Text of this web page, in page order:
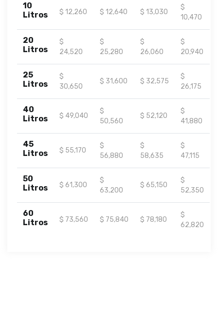
10
Litros
$ 12,260 $ 12,640 $ 13,030
$
10,470
20
Litros
$
24,520
$
25,280
$
26,060
$
20,940
25
Litros
$
30,650
$ 31,600 $ 32,575
$
26,175
40
Litros
$ 49,040
$
50,560
$ 52,120
$
41,880
45
Litros
$ 55,170
$
56,880
$
58,635
$
47,115
50
Litros
$ 61,300
$
63,200
$ 65,150
$
52,350
60
Litros
$ 73,560 $ 75,840 $ 78,180
$
62,820